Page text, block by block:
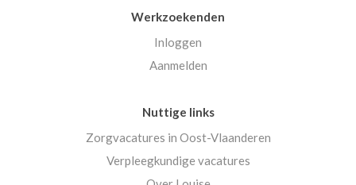
Werkzoekenden
Inloggen
Aanmelden
Nuttige links
Zorgvacatures in Oost-Vlaanderen
Verpleegkundige vacatures